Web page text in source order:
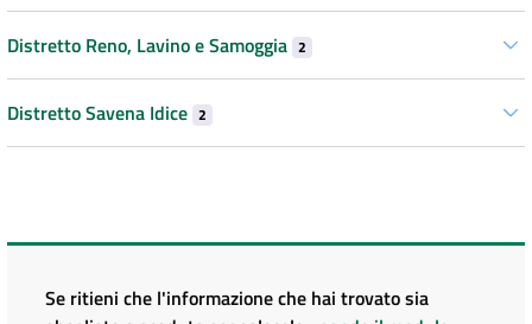
Distretto Reno, Lavino e Samoggia 2
Distretto Savena Idice 2
Se ritieni che l'informazione che hai trovato sia